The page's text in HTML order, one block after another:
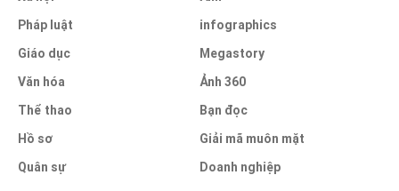
Pháp luật
Giáo dục
Văn hóa
Thể thao
Hồ sơ
Quân sự
infographics
Megastory
Ảnh 360
Bạn đọc
Giải mã muôn mặt
Doanh nghiệp